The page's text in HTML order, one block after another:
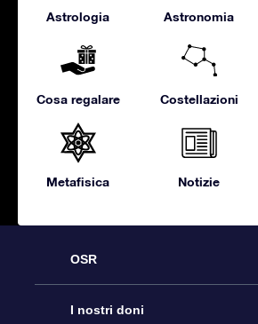
Astrologia Astronomia
Cosa regalare Costellazioni
Metafisica Notizie
OSR
Assistenza
I nostri doni